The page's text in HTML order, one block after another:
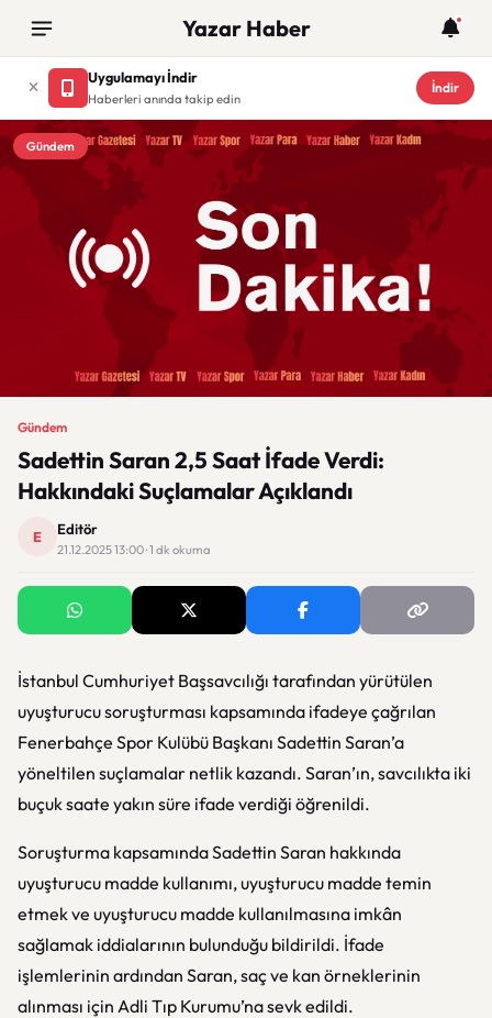
Yazar Haber
Uygulamayı İndir
Haberleri anında takip edin
İndir
Gündem
Gündem
Sadettin Saran 2,5 Saat İfade Verdi:
Hakkındaki Suçlamalar Açıklandı
E Editör
21.12.2025 13:00 · 1 dk okuma
İstanbul Cumhuriyet Başsavcılığı tarafından yürütülen
uyuşturucu soruşturması kapsamında ifadeye çağrılan
Fenerbahçe Spor Kulübü Başkanı Sadettin Saran’a
yöneltilen suçlamalar netlik kazandı. Saran’ın, savcılıkta iki
buçuk saate yakın süre ifade verdiği öğrenildi.
Soruşturma kapsamında Sadettin Saran hakkında
uyuşturucu madde kullanımı,uyuşturucu madde temin
etmekve uyuşturucu madde kullanılmasına imkân
sağlamak iddialarının bulunduğu bildirildi. İfade
işlemlerinin ardından Saran, saç ve kan örneklerinin
alınması için Adli Tıp Kurumu’na sevk edildi.